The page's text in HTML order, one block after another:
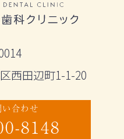
西田辺町1-1-20
合わせ
8148